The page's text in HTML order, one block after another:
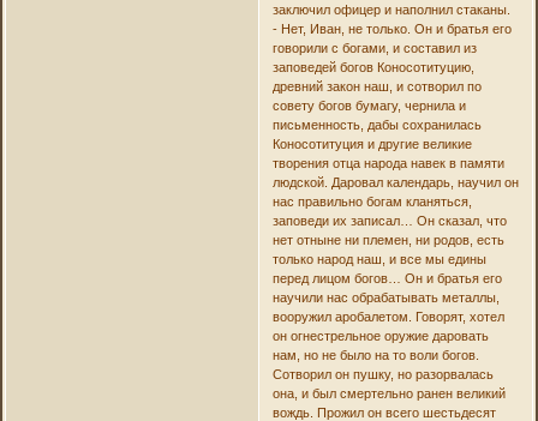
заключил офицер и наполнил стаканы.
- Нет, Иван, не только. Он и братья его
говорили с богами, и составил из
заповедей богов Коносотитуцию,
древний закон наш, и сотворил по
совету богов бумагу, чернила и
письменность, дабы сохранилась
Коносотитуция и другие великие
творения отца народа навек в памяти
людской. Даровал календарь, научил он
нас правильно богам кланяться,
заповеди их записал… Он сказал, что
нет отныне ни племен, ни родов, есть
только народ наш, и все мы едины
перед лицом богов… Он и братья его
научили нас обрабатывать металлы,
вооружил аробалетом. Говорят, хотел
он огнестрельное оружие даровать
нам, но не было на то воли богов.
Сотворил он пушку, но разорвалась
она, и был смертельно ранен великий
вождь. Прожил он всего шестьдесят